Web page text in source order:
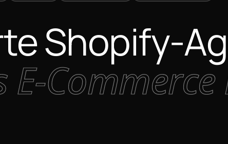
Shopify-
Commerce